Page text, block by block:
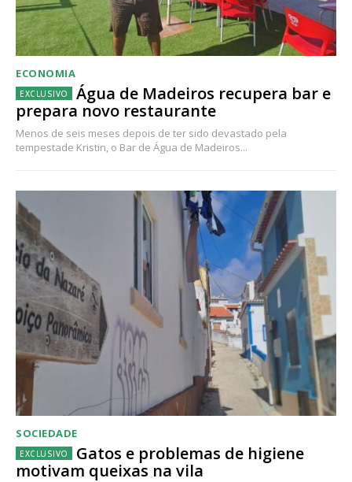
ECONOMIA
Água de Madeiros recupera bar e
prepara novo restaurante
Menos de seis meses depois de ter sido devastado pela
tempestade Kristin, o Bar de Água de Madeiros...
SOCIEDADE
Gatos e problemas de higiene
motivam queixas na vila